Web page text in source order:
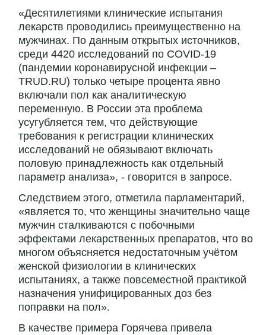
«Десятилетиями клинические испытания
лекарств проводились преимущественно на
мужчинах. По данным открытых источников,
среди 4420 исследований по COVID-19
(пандемии коронавирусной инфекции –
TRUD.RU) только четыре процента явно
включали пол как аналитическую
переменную. В России эта проблема
усугубляется тем, что действующие
требования к регистрации клинических
исследований не обязывают включать
половую принадлежность как отдельный
параметр анализа», - говорится в запросе.
Следствием этого, отметила парламентарий,
«является то, что женщины значительно чаще
мужчин сталкиваются с побочными
эффектами лекарственных препаратов, что во
многом объясняется недостаточным учётом
женской физиологии в клинических
испытаниях, а также повсеместной практикой
назначения унифицированных доз без
поправки на пол».
В качестве примера Горячева привела